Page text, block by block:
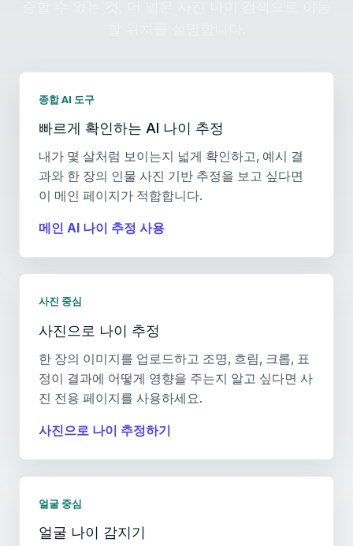
종합 AI 도구
빠르게 확인하는 AI 나이 추정
내가 몇 살처럼 보이는지 넓게 확인하고, 예시 결
과와 한 장의 인물 사진 기반 추정을 보고 싶다면
이 메인 페이지가 적합합니다.
메인 AI 나이 추정 사용
사진 중심
사진으로 나이 추정
한 장의 이미지를 업로드하고 조명, 흐림, 크롭, 표
정이 결과에 어떻게 영향을 주는지 알고 싶다면 사
진 전용 페이지를 사용하세요.
사진으로 나이 추정하기
얼굴 중심
얼굴 나이 감지기